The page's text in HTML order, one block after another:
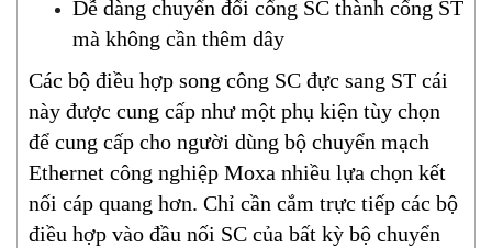
Dễ dàng chuyển đổi cổng SC thành cổng ST
mà không cần thêm dây
Các bộ điều hợp song công SC đực sang ST cái
này được cung cấp như một phụ kiện tùy chọn
để cung cấp cho người dùng bộ chuyển mạch
Ethernet công nghiệp Moxa nhiều lựa chọn kết
nối cáp quang hơn. Chỉ cần cắm trực tiếp các bộ
điều hợp vào đầu nối SC của bất kỳ bộ chuyển